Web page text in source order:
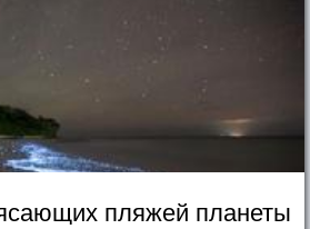
пляжей планеты